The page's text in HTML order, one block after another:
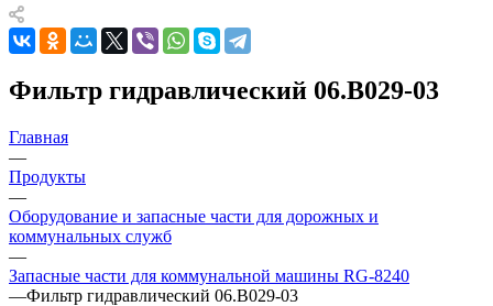
Фильтр гидравлический 06.В029-03
Главная
—
Продукты
—
Оборудование и запасные части для дорожных и
коммунальных служб
—
Запасные части для коммунальной машины RG-8240
—Фильтр гидравлический 06.В029-03